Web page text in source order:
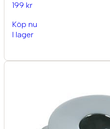
199 kr
Köp nu
I lager